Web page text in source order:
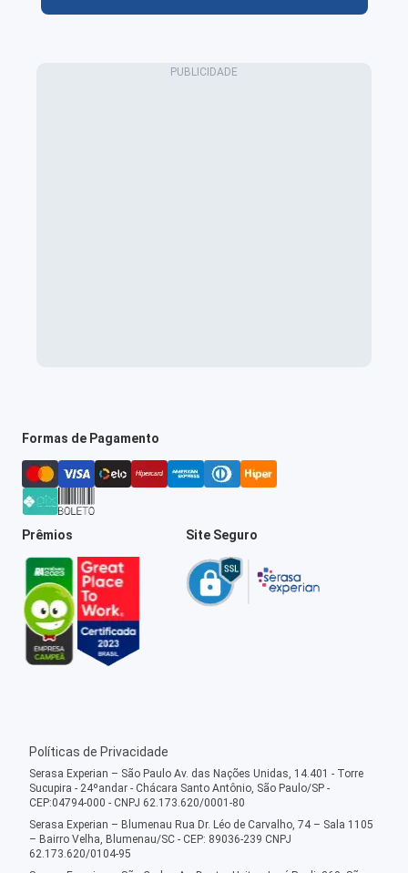
Formas de Pagamento
Prêmios Site Seguro
Políticas de Privacidade
Serasa Experian – São Paulo Av. das Nações Unidas, 14.401 - Torre
Sucupira - 24ºandar - Chácara Santo Antônio, São Paulo/SP -
CEP:04794-000 - CNPJ 62.173.620/0001-80
Serasa Experian – Blumenau Rua Dr. Léo de Carvalho, 74 – Sala 1105
– Bairro Velha, Blumenau/SC - CEP: 89036-239 CNPJ
62.173.620/0104-95